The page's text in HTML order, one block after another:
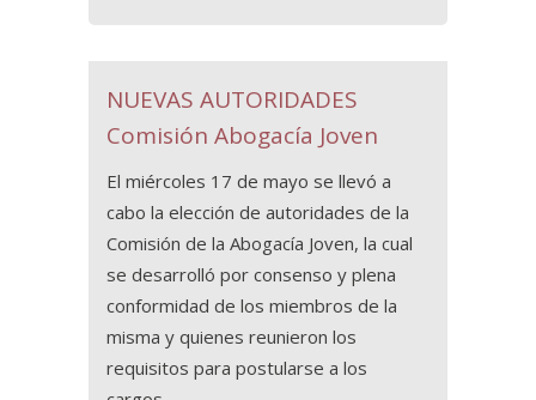
NUEVAS AUTORIDADES
Comisión Abogacía Joven
El miércoles 17 de mayo se llevó a
cabo la elección de autoridades de la
Comisión de la Abogacía Joven, la cual
se desarrolló por consenso y plena
conformidad de los miembros de la
misma y quienes reunieron los
requisitos para postularse a los